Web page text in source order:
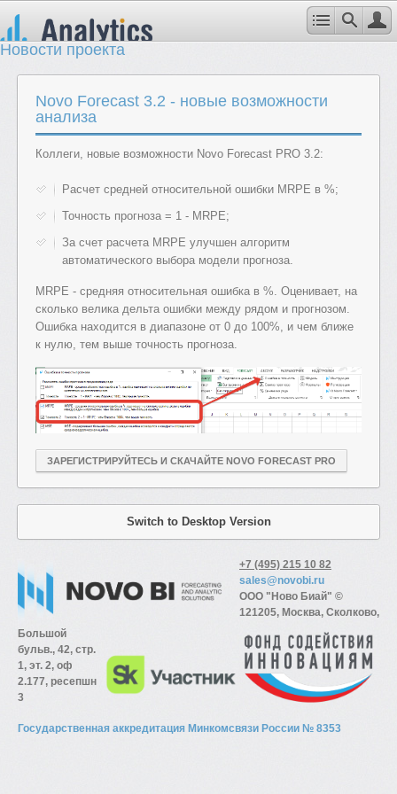
Новости проекта
Novo Forecast 3.2 - новые возможности
анализа
Коллеги, новые возможности Novo Forecast PRO 3.2:
Расчет средней относительной ошибки MRPE в %;
Точность прогноза = 1 - MRPE;
За счет расчета MRPE улучшен алгоритм
автоматического выбора модели прогноза.
MRPE - средняя относительная ошибка в %. Оценивает, на
сколько велика дельта ошибки между рядом и прогнозом.
Ошибка находится в диапазоне от 0 до 100%, и чем ближе
к нулю, тем выше точность прогноза.
ЗАРЕГИСТРИРУЙТЕСЬ И СКАЧАЙТЕ NOVO FORECAST PRO
Switch to Desktop Version
+7 (495) 215 10 82
sales@novobi.ru
ООО "Ново Биай" ©
121205, Москва, Сколково,
Большой
бульв., 42, стр.
1, эт. 2, оф
2.177, ресепшн
3
Государственная аккредитация Минкомсвязи России № 8353